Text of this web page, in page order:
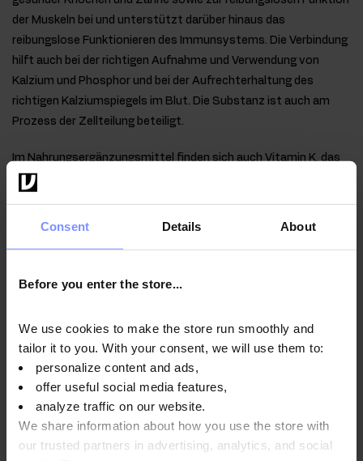
Consent Details About
Before you enter the store...
We use cookies to make the store run smoothly and
tailor it to you. With your consent, we will use them to:
personalize content and ads,
offer useful social media features,
analyze traffic on our website.
We share information about how you use the store with
our trusted partners in advertising, analytics, and social
der Muskeln bei und unterstützt darüber hinaus das
reibungslose Funktionieren des Immunsystems. Die Verbindung
hilft auch bei der richtigen Aufnahme und Verwendung von
Kalzium und Phosphor und bei der Aufrechterhaltung des
richtigen Kalziumspiegels im Blut. Die Substanz ist auch am
Prozess der Zellteilung beteiligt.
Im Nahrungsergänzungsmittel finden sich auch Vitamin K, das
zur richtigen Blutgerinnung beiträgt und zur Erhaltung gesunder
Untersuchungen in einem unabhängigen akkreditierten
Labor, um höchste Qualität zu gewährleisten und
aufrechtzuerhalten.